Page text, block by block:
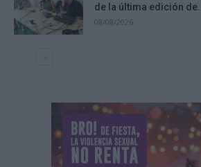
de la última edición de...
08/08/2026